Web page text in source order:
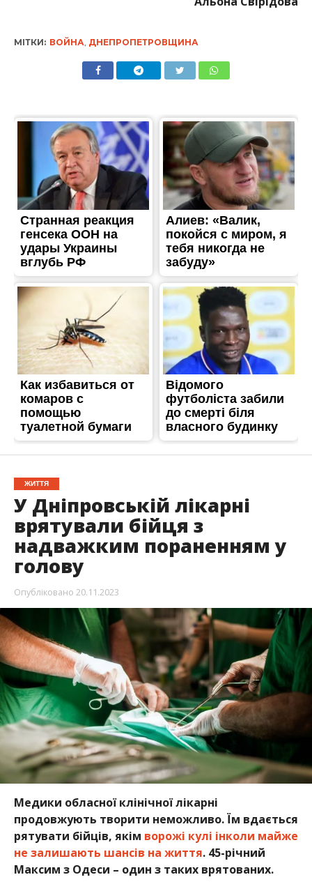
МІТКИ: ВОЙНА, ДНЕПРОПЕТРОВЩИНА
ЖИТТЯ
У Дніпровській лікарні
врятували бійця з
надважким пораненням у
голову
Опубліковано 20.11.2023
Медики обласної клінічної лікарні
продовжують творити неможливо. Їм вдається
рятувати бійців, якім ворожі кулі інколи майже
не залишають шансів на життя. 45-річний
Максим з Одеси – один з таких врятованих.